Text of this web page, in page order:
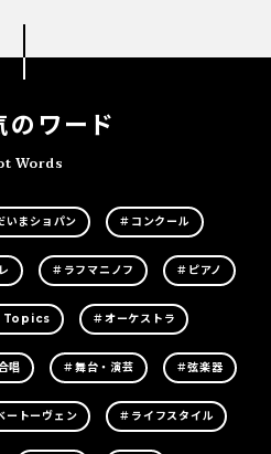
のワード
Words
いまショパン ＃コンクール
＃ラフマニノフ ＃ピアノ
Topics ＃オーケストラ
唱 ＃舞台・演芸 ＃弦楽器
ートーヴェン ＃ライフスタイル